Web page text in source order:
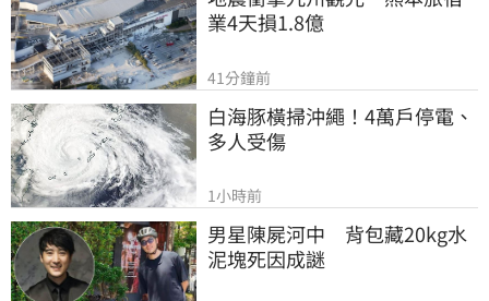
業4天損1.8億
41分鐘前
白海豚橫掃沖繩！4萬戶停電、
多人受傷
1小時前
男星陳屍河中　背包藏20kg水
泥塊死因成謎